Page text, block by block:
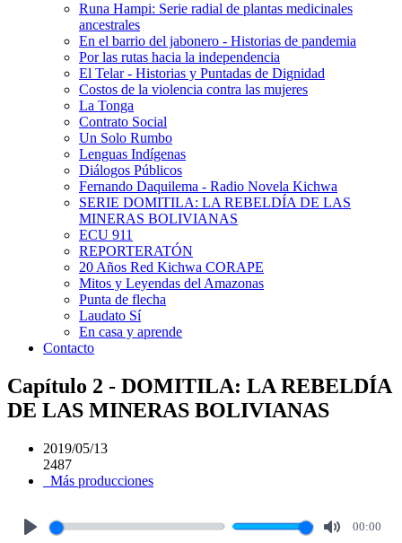
Runa Hampi: Serie radial de plantas medicinales
ancestrales
En el barrio del jabonero - Historias de pandemia
Por las rutas hacia la independencia
El Telar - Historias y Puntadas de Dignidad
Costos de la violencia contra las mujeres
La Tonga
Contrato Social
Un Solo Rumbo
Lenguas Indígenas
Diálogos Públicos
Fernando Daquilema - Radio Novela Kichwa
SERIE DOMITILA: LA REBELDÍA DE LAS
MINERAS BOLIVIANAS
ECU 911
REPORTERATÓN
20 Años Red Kichwa CORAPE
Mitos y Leyendas del Amazonas
Punta de flecha
Laudato Sí
En casa y aprende
Contacto
Capítulo 2 - DOMITILA: LA REBELDÍA
DE LAS MINERAS BOLIVIANAS
2019/05/13
2487
Más producciones
00:00